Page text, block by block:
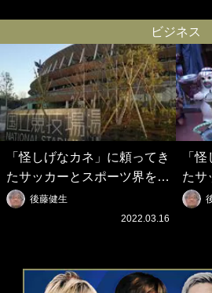
違い
ビジネス
「怪しげなカネ」に頼ってき
たサッカーとスポーツ界を待
つ未来(4)スポーツを「持続
可能」にする「真の投資」の
後藤健生
2022.03.16
「
たサ
つ未
ー